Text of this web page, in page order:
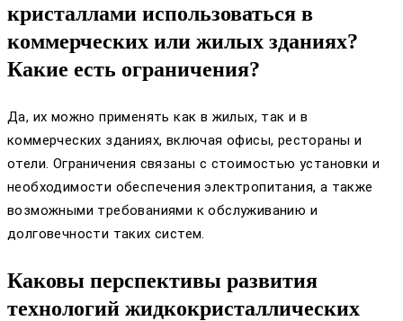
кристаллами использоваться в
коммерческих или жилых зданиях?
Какие есть ограничения?
Да, их можно применять как в жилых, так и в
коммерческих зданиях, включая офисы, рестораны и
отели. Ограничения связаны с стоимостью установки и
необходимости обеспечения электропитания, а также
возможными требованиями к обслуживанию и
долговечности таких систем.
Каковы перспективы развития
технологий жидкокристаллических